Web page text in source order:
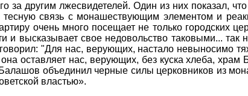
за другим лжесвидетелей. Один из них показал,
связь с монашествующим элементом и
очень много посещает не только городских
и высказывает свое недовольство таковыми...
"Для нас, верующих, настало невыносимо
оставляет нас, верующих, без куска хлеба,
объединил черные силы церковников из
властью».